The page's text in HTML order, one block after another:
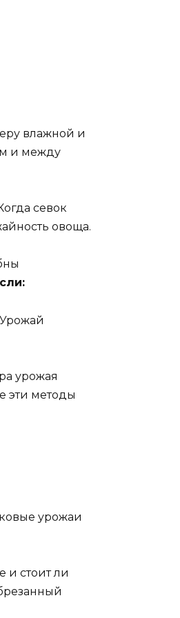
влажной и
и между
севок
овоща.
урожая
эти методы
урожаи
и стоит ли